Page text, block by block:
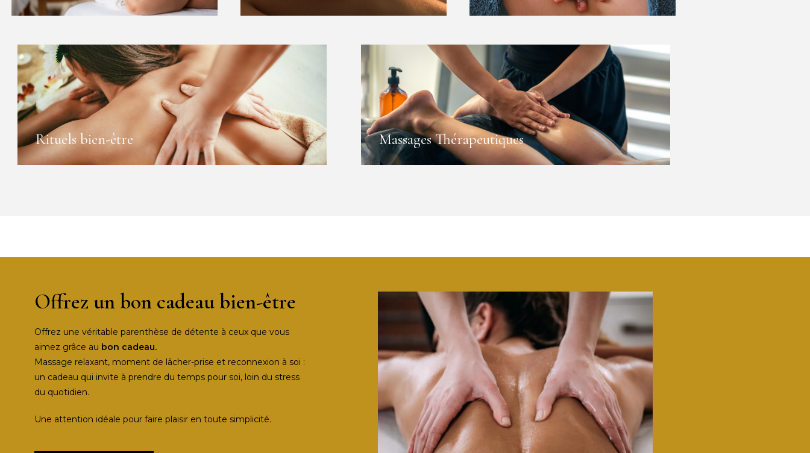
Rituels bien-être Massages Thérapeutiques
Offrez un bon cadeau bien-être
Offrez une véritable parenthèse de détente à ceux que vous
aimez grâce au bon cadeau.
Massage relaxant, moment de lâcher-prise et reconnexion à soi :
un cadeau qui invite à prendre du temps pour soi, loin du stress
du quotidien.
Une attention idéale pour faire plaisir en toute simplicité.